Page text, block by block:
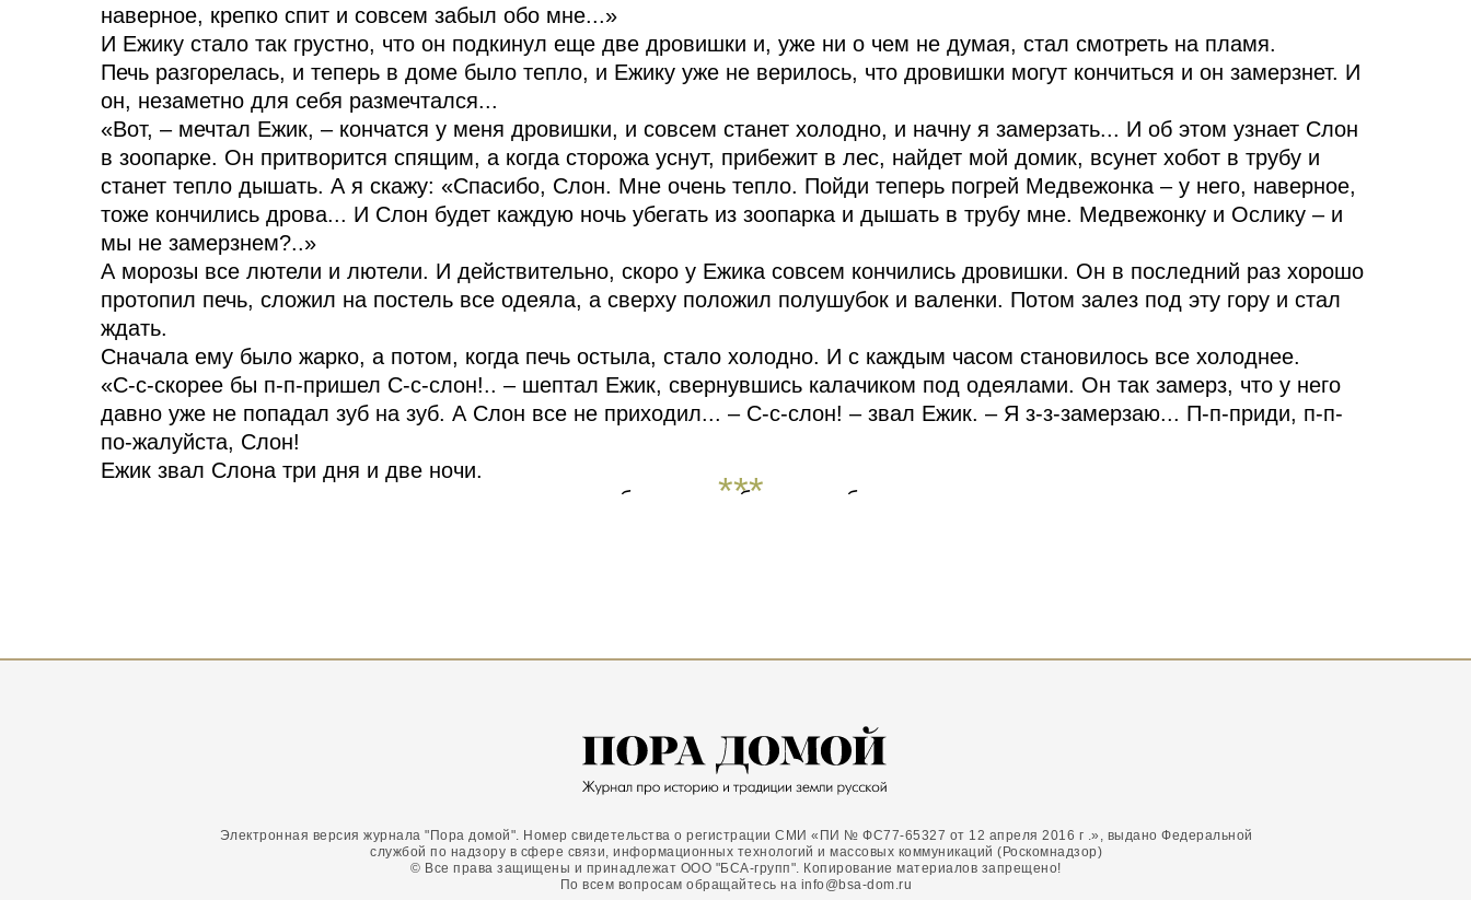
наверное, крепко спит и совсем забыл обо мне...»
И Ежику стало так грустно, что он подкинул еще две дровишки и, уже ни о чем не думая, стал смотреть на пламя.
Печь разгорелась, и теперь в доме было тепло, и Ежику уже не верилось, что дровишки могут кончиться и он замерзнет. И
он, незаметно для себя размечтался...
«Вот, – мечтал Ежик, – кончатся у меня дровишки, и совсем станет холодно, и начну я замерзать... И об этом узнает Слон
в зоопарке. Он притворится спящим, а когда сторожа уснут, прибежит в лес, найдет мой домик, всунет хобот в трубу и
станет тепло дышать. А я скажу: «Спасибо, Слон. Мне очень тепло. Пойди теперь погрей Медвежонка – у него, наверное,
тоже кончились дрова... И Слон будет каждую ночь убегать из зоопарка и дышать в трубу мне. Медвежонку и Ослику – и
мы не замерзнем?..»
А морозы все лютели и лютели. И действительно, скоро у Ежика совсем кончились дровишки. Он в последний раз хорошо
протопил печь, сложил на постель все одеяла, а сверху положил полушубок и валенки. Потом залез под эту гору и стал
ждать.
Сначала ему было жарко, а потом, когда печь остыла, стало холодно. И с каждым часом становилось все холоднее.
«С-с-скорее бы п-п-пришел С-с-слон!.. – шептал Ежик, свернувшись калачиком под одеялами. Он так замерз, что у него
давно уже не попадал зуб на зуб. А Слон все не приходил... – С-с-слон! – звал Ежик. – Я з-з-замерзаю... П-п-приди, п-п-
по-жалуйста, Слон!
Ежик звал Слона три дня и две ночи.
на третью ночь ему стало так тепло, что он даже сбросил с себя полушубок и валенки.
***
Электронная версия журнала "Пора домой". Номер свидетельства о регистрации СМИ «ПИ № ФС77-65327 от 12 апреля 2016 г .», выдано Федеральной
службой по надзору в сфере связи, информационных технологий и массовых коммуникаций (Роскомнадзор)
© Все права защищены и принадлежат ООО "БСА-групп". Копирование материалов запрещено!
По всем вопросам обращайтесь на info@bsa-dom.ru